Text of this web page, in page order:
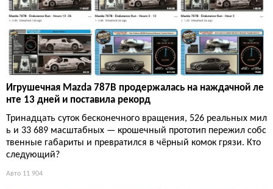
Игрушечная Mazda 787B продержалась на наждачной ле
нте 13 дней и поставила рекорд
Тринадцать суток бесконечного вращения, 526 реальных мил
ь и 33 689 масштабных — крошечный прототип пережил собс
твенные габариты и превратился в чёрный комок грязи. Кто
следующий?
Авто 11 904